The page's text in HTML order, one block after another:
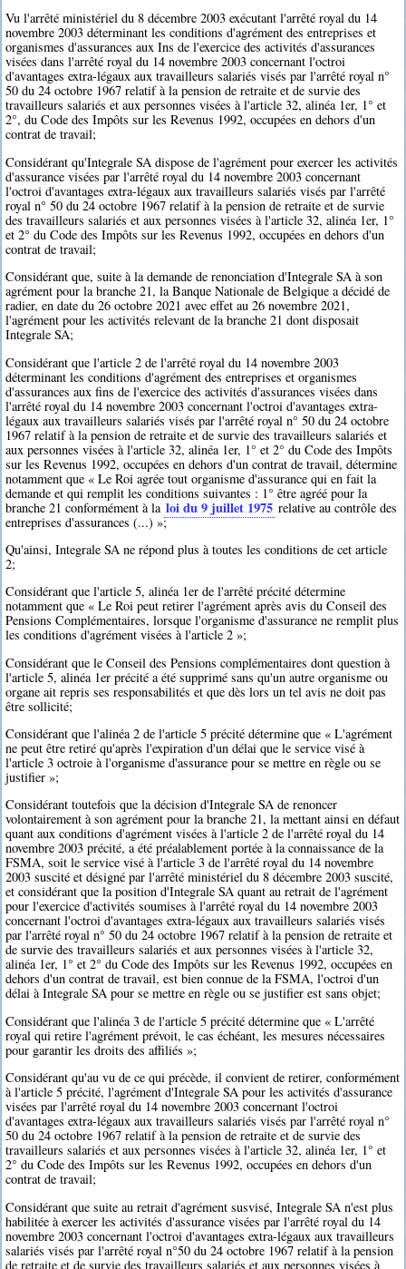
Vu l'arrêté ministériel du 8 décembre 2003 exécutant l'arrêté royal du 14
novembre 2003 déterminant les conditions d'agrément des entreprises et
organismes d'assurances aux Ins de l'exercice des activités d'assurances
visées dans l'arrêté royal du 14 novembre 2003 concernant l'octroi
d'avantages extra-légaux aux travailleurs salariés visés par l'arrêté royal n°
50 du 24 octobre 1967 relatif à la pension de retraite et de survie des
travailleurs salariés et aux personnes visées à l'article 32, alinéa 1er, 1° et
2°, du Code des Impôts sur les Revenus 1992, occupées en dehors d'un
contrat de travail;
Considérant qu'Integrale SA dispose de l'agrément pour exercer les activités
d'assurance visées par l'arrêté royal du 14 novembre 2003 concernant
l'octroi d'avantages extra-légaux aux travailleurs salariés visés par l'arrêté
royal n° 50 du 24 octobre 1967 relatif à la pension de retraite et de survie
des travailleurs salariés et aux personnes visées à l'article 32, alinéa 1er, 1°
et 2° du Code des Impôts sur les Revenus 1992, occupées en dehors d'un
contrat de travail;
Considérant que, suite à la demande de renonciation d'Integrale SA à son
agrément pour la branche 21, la Banque Nationale de Belgique a décidé de
radier, en date du 26 octobre 2021 avec effet au 26 novembre 2021,
l'agrément pour les activités relevant de la branche 21 dont disposait
Integrale SA;
Considérant que l'article 2 de l'arrêté royal du 14 novembre 2003
déterminant les conditions d'agrément des entreprises et organismes
d'assurances aux fins de l'exercice des activités d'assurances visées dans
l'arrêté royal du 14 novembre 2003 concernant l'octroi d'avantages extra-
légaux aux travailleurs salariés visés par l'arrêté royal n° 50 du 24 octobre
1967 relatif à la pension de retraite et de survie des travailleurs salariés et
aux personnes visées à l'article 32, alinéa 1er, 1° et 2° du Code des Impôts
sur les Revenus 1992, occupées en dehors d'un contrat de travail, détermine
notamment que « Le Roi agrée tout organisme d'assurance qui en fait la
demande et qui remplit les conditions suivantes : 1° être agréé pour la
branche 21 conformément à la loi du 9 juillet 1975 relative au contrôle des
entreprises d'assurances (...) »;
Qu'ainsi, Integrale SA ne répond plus à toutes les conditions de cet article
2;
Considérant que l'article 5, alinéa 1er de l'arrêté précité détermine
notamment que « Le Roi peut retirer l'agrément après avis du Conseil des
Pensions Complémentaires, lorsque l'organisme d'assurance ne remplit plus
les conditions d'agrément visées à l'article 2 »;
Considérant que le Conseil des Pensions complémentaires dont question à
l'article 5, alinéa 1er précité a été supprimé sans qu'un autre organisme ou
organe ait repris ses responsabilités et que dès lors un tel avis ne doit pas
être sollicité;
Considérant que l'alinéa 2 de l'article 5 précité détermine que « L'agrément
ne peut être retiré qu'après l'expiration d'un délai que le service visé à
l'article 3 octroie à l'organisme d'assurance pour se mettre en règle ou se
justifier »;
Considérant toutefois que la décision d'Integrale SA de renoncer
volontairement à son agrément pour la branche 21, la mettant ainsi en défaut
quant aux conditions d'agrément visées à l'article 2 de l'arrêté royal du 14
novembre 2003 précité, a été préalablement portée à la connaissance de la
FSMA, soit le service visé à l'article 3 de l'arrêté royal du 14 novembre
2003 suscité et désigné par l'arrêté ministériel du 8 décembre 2003 suscité,
et considérant que la position d'Integrale SA quant au retrait de l'agrément
pour l'exercice d'activités soumises à l'arrêté royal du 14 novembre 2003
concernant l'octroi d'avantages extra-légaux aux travailleurs salariés visés
par l'arrêté royal n° 50 du 24 octobre 1967 relatif à la pension de retraite et
de survie des travailleurs salariés et aux personnes visées à l'article 32,
alinéa 1er, 1° et 2° du Code des Impôts sur les Revenus 1992, occupées en
dehors d'un contrat de travail, est bien connue de la FSMA, l'octroi d'un
délai à Integrale SA pour se mettre en règle ou se justifier est sans objet;
Considérant que l'alinéa 3 de l'article 5 précité détermine que « L'arrêté
royal qui retire l'agrément prévoit, le cas échéant, les mesures nécessaires
pour garantir les droits des affiliés »;
Considérant qu'au vu de ce qui précède, il convient de retirer, conformément
à l'article 5 précité, l'agrément d'Integrale SA pour les activités d'assurance
visées par l'arrêté royal du 14 novembre 2003 concernant l'octroi
d'avantages extra-légaux aux travailleurs salariés visés par l'arrêté royal n°
50 du 24 octobre 1967 relatif à la pension de retraite et de survie des
travailleurs salariés et aux personnes visées à l'article 32, alinéa 1er, 1° et
2° du Code des Impôts sur les Revenus 1992, occupées en dehors d'un
contrat de travail;
Considérant que suite au retrait d'agrément susvisé, Integrale SA n'est plus
habilitée à exercer les activités d'assurance visées par l'arrêté royal du 14
novembre 2003 concernant l'octroi d'avantages extra-légaux aux travailleurs
salariés visés par l'arrêté royal n°50 du 24 octobre 1967 relatif à la pension
de retraite et de survie des travailleurs salariés et aux personnes visées à